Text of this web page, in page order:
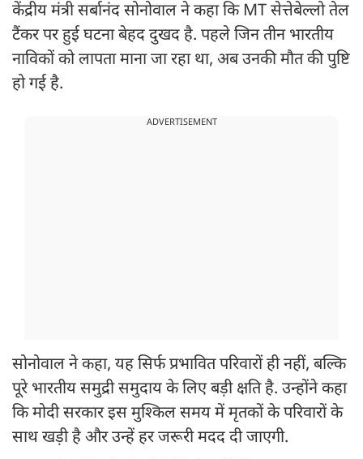
केंद्रीय मंत्री सर्बानंद सोनोवाल ने कहा कि MT सेत्तेबेल्लो तेल
टैंकर पर हुई घटना बेहद दुखद है. पहले जिन तीन भारतीय
नाविकों को लापता माना जा रहा था, अब उनकी मौत की पुष्टि
हो गई है.
ADVERTISEMENT
सोनोवाल ने कहा, यह सिर्फ प्रभावित परिवारों ही नहीं, बल्कि
पूरे भारतीय समुद्री समुदाय के लिए बड़ी क्षति है. उन्होंने कहा
कि मोदी सरकार इस मुश्किल समय में मृतकों के परिवारों के
साथ खड़ी है और उन्हें हर जरूरी मदद दी जाएगी.